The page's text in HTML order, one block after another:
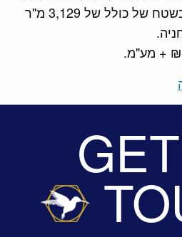
הנבנה על המקרקעין בשטח של כולל של 3,129 מ"ר